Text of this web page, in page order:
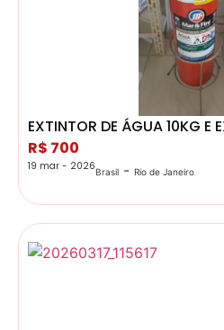
EXTINTOR DE ÁGUA 10KG E
R$ 700
19 mar - 2026Brasil - Rio de Janeiro